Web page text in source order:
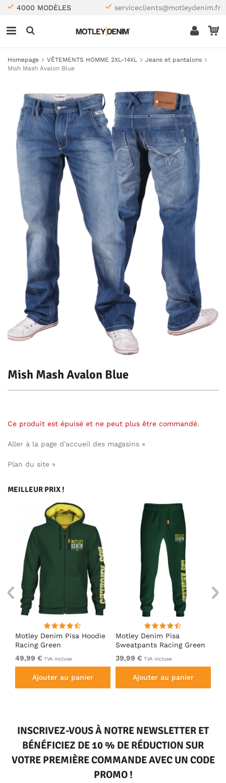
4000 MODÈLES serviceclients@motleydenim.fr
Homepage VÊTEMENTS HOMME 2XL-14XL
Jeans et pantalons
Mish Mash Avalon Blue
Mish Mash Avalon Blue
Ce produit est épuisé et ne peut plus être commandé.
Aller à la page d'accueil des magasins »
Plan du site »
MEILLEUR PRIX !
Motley Denim Pisa Hoodie
Racing Green
49,99 € TVA incluse
Ajouter au panier
Motley Denim Pisa
Sweatpants Racing Green
39,99 € TVA incluse
Ajouter au panier
INSCRIVEZ-VOUS À NOTRE NEWSLETTER ET
BÉNÉFICIEZ DE 10 % DE RÉDUCTION SUR
VOTRE PREMIÈRE COMMANDE AVEC UN CODE
PROMO !